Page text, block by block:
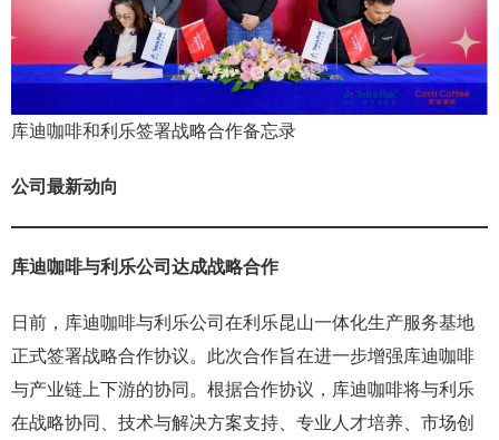
库迪咖啡和利乐签署战略合作备忘录
公司最新动向
库迪咖啡与利乐公司达成战略合作
日前，库迪咖啡与利乐公司在利乐昆山一体化生产服务基地
正式签署战略合作协议。此次合作旨在进一步增强库迪咖啡
与产业链上下游的协同。根据合作协议，库迪咖啡将与利乐
在战略协同、技术与解决方案支持、专业人才培养、市场创